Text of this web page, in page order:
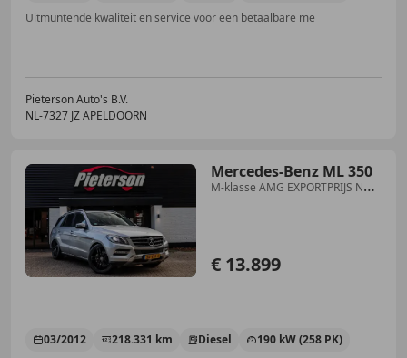
Uitmuntende kwaliteit en service voor een betaalbare me
Pieterson Auto's B.V.
NL-7327 JZ APELDOORN
Mercedes-Benz ML 350
M-klasse AMG EXPORTPRIJS NAP
€ 13.899
03/2012 218.331 km Diesel
190 kW (258 PK)